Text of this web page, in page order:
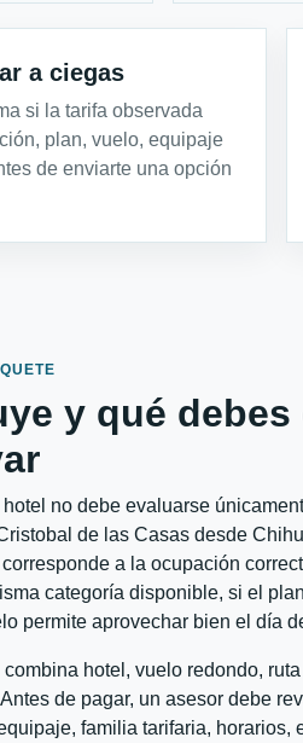
a ciegas
si la tarifa observada
plan, vuelo, equipaje
de enviarte una opción
y qué
no debe evaluarse
de las Casas desde
a la ocupación
categoría disponible, si el
permite aprovechar bien el día
combina hotel, vuelo redondo,
de pagar, un asesor debe
familia tarifaria, horarios,